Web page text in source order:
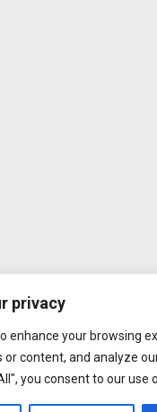
privacy
enhance your browsing
or content, and analyze
you consent to our use